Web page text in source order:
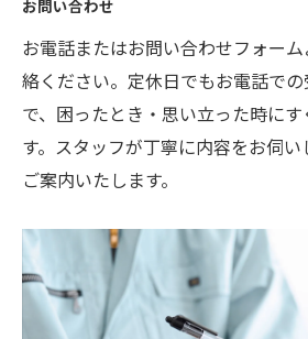
お問い合わせ
お電話またはお問い合わせフォー
絡ください。定休日でもお電話で
で、困ったとき・思い立った時に
す。スタッフが丁寧に内容をお伺
ご案内いたします。